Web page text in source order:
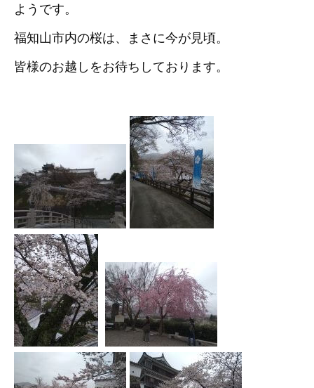
ようです。
福知山市内の桜は、まさに今が見頃。
皆様のお越しをお待ちしております。